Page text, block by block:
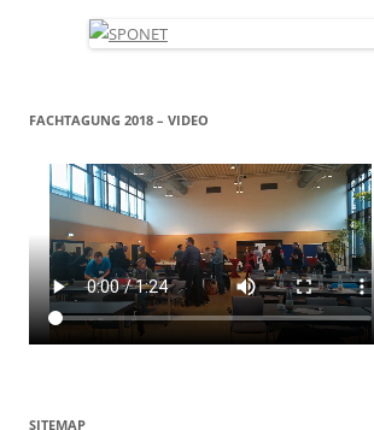
FACHTAGUNG 2018 – VIDEO
SITEMAP